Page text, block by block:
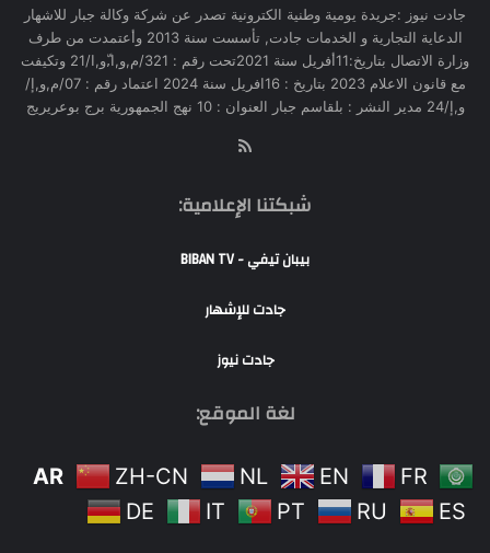
جادت نيوز :جريدة يومية وطنية الكترونية تصدر عن شركة وكالة جبار للاشهار
الدعاية التجارية و الخدمات جادت, تأسست سنة 2013 وأعتمدت من طرف
وزارة الاتصال بتاريخ:11أفريل سنة 2021تحت رقم : 321/م,و,ا,ّو,ا/21 وتكيفت
مع قانون الاعلام 2023 بتاريخ : 16افريل سنة 2024 اعتماد رقم : 07/م,و,إ/
و,إ/24 مدير النشر : بلقاسم جبار العنوان : 10 نهج الجمهورية برج بوعريريج
شبكتنا الإعلامية:
بيبان تيفي - BIBAN TV
جادت للإشهار
جادت نيوز
لغة الموقع:
AR ZH-CN NL EN
FR
DE
IT PT RU ES